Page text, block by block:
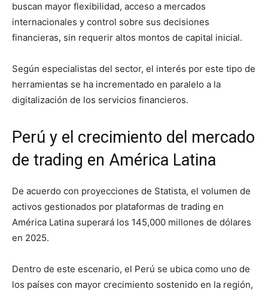
buscan mayor flexibilidad, acceso a mercados
internacionales y control sobre sus decisiones
financieras, sin requerir altos montos de capital inicial.
Según especialistas del sector, el interés por este tipo de
herramientas se ha incrementado en paralelo a la
digitalización de los servicios financieros.
Perú y el crecimiento del mercado
de trading en América Latina
De acuerdo con proyecciones de Statista, el volumen de
activos gestionados por plataformas de trading en
América Latina superará los 145,000 millones de dólares
en 2025.
Dentro de este escenario, el Perú se ubica como uno de
los países con mayor crecimiento sostenido en la región,